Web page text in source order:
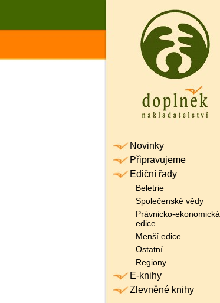
Novinky
Připravujeme
Ediční řady
Beletrie
Společenské vědy
Právnicko-ekonomická
edice
Menší edice
Ostatní
Regiony
E-knihy
Zlevněné knihy